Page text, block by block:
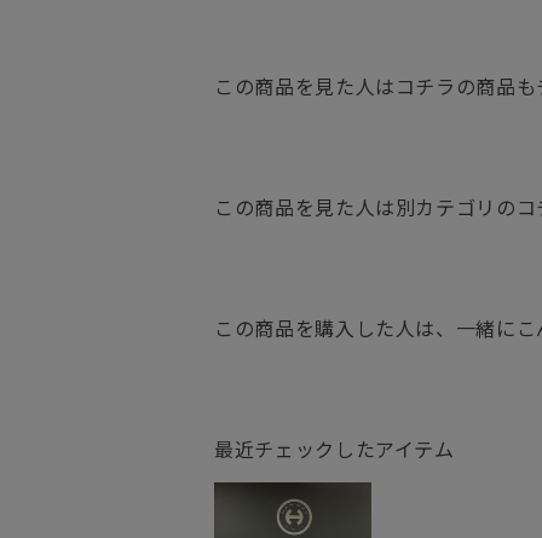
この商品を見た人はコチラの商品
この商品を見た人は別カテゴリの
この商品を購入した人は、一緒に
最近チェックしたアイテム